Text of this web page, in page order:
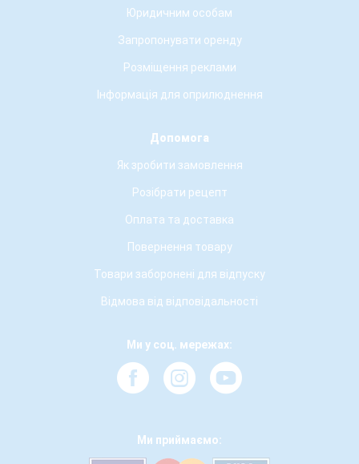
Юридичним особам
Запропонувати оренду
Розміщення реклами
Інформація для оприлюднення
Допомога
Як зробити замовлення
Розібрати рецепт
Оплата та доставка
Повернення товару
Товари заборонені для відпуску
Відмова від відповідальності
Ми у соц. мережах:
Ми приймаємо: